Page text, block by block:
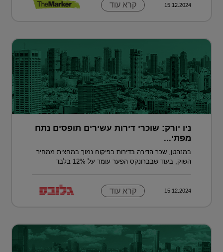
15.12.2024 קרא עוד
ניו יורק: שוכרי דירות עשירים תופסים נתח
מפתי...
במנהטן, שכר הדירה בדירות בפיקוח נמוך במחצית ממחיר
השוק, בעוד שבברונקס הפער עומד על 12% בלבד
15.12.2024 קרא עוד